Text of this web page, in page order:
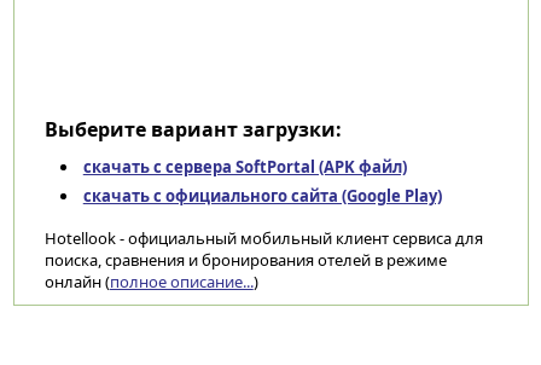
Выберите вариант загрузки:
скачать с сервера SoftPortal (APK файл)
скачать с официального сайта (Google Play)
Hotellook - официальный мобильный клиент сервиса для
поиска, сравнения и бронирования отелей в режиме
онлайн (полное описание...)